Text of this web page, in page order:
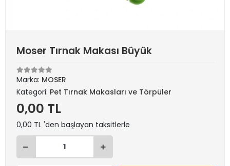
Moser Tırnak Makası Büyük
Marka: MOSER
Kategori: Pet Tırnak Makasları ve Törpüler
0,00 TL
0,00 TL 'den başlayan taksitlerle